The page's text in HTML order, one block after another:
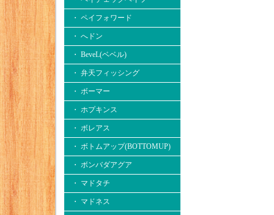
・ ペイフォワード
・ へドン
・ BeveL(ベベル)
・ 弁天フィッシング
・ ボーマー
・ ホプキンス
・ ボレアス
・ ボトムアップ(BOTTOMUP)
・ ボンバダアグア
・ マドタチ
・ マドネス